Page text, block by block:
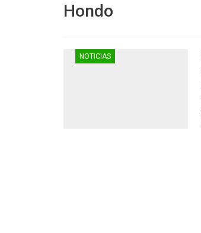
Hondo
NOTICIAS